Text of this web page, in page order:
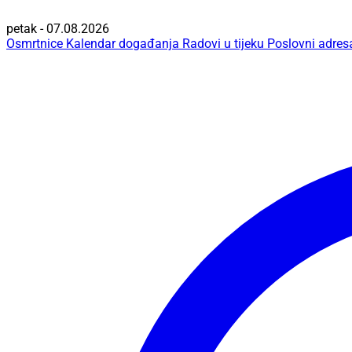
petak - 07.08.2026
Osmrtnice Kalendar događanja Radovi u tijeku Poslovni